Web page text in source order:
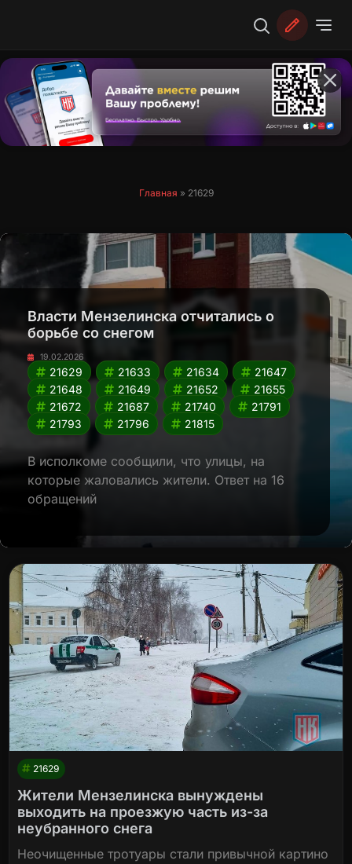
Главная » 21629
Власти Мензелинска отчитались о
борьбе со снегом
19.02.2026
21629 21633 21634
21647
21648
21649 21652
21655
21672
21687 21740
21791
21793
21796 21815
В исполкоме сообщили, что улицы, на
которые жаловались жители. Ответ на 16
обращений
21629
Жители Мензелинска вынуждены
выходить на проезжую часть из-за
неубранного снега
Неочищенные тротуары стали привычной картино